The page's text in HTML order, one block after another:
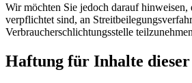
Wir möchten Sie jedoch darauf hinweisen,
verpflichtet sind, an
Verbraucherschlichtungsstelle
Haftung für Inhalte dieser